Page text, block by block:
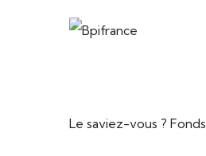
Le saviez-vous ?